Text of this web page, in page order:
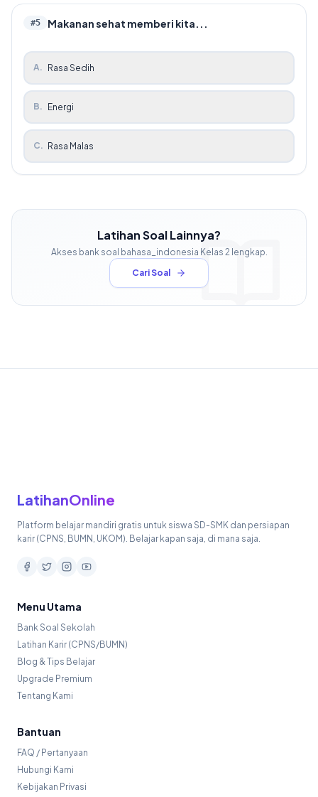
#5 Makanan sehat memberi kita...
A. Rasa Sedih
B. Energi
C. Rasa Malas
Latihan Soal Lainnya?
Akses bank soal bahasa_indonesia Kelas 2 lengkap.
Cari Soal
LatihanOnline
Platform belajar mandiri gratis untuk siswa SD-SMK dan persiapan
karir (CPNS, BUMN, UKOM). Belajar kapan saja, di mana saja.
Menu Utama
Bank Soal Sekolah
Latihan Karir (CPNS/BUMN)
Blog & Tips Belajar
Upgrade Premium
Tentang Kami
Bantuan
FAQ / Pertanyaan
Hubungi Kami
Kebijakan Privasi